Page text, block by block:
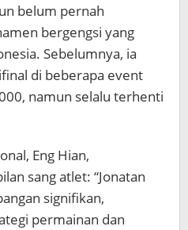
belum pernah
bergengsi yang
Sebelumnya, ia
di beberapa event
namun selalu terhenti
Eng Hian,
sang atlet: “Jonatan
signifikan,
permainan dan